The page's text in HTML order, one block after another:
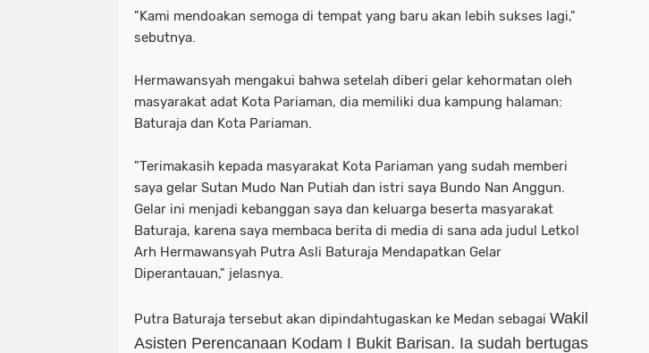
"Kami mendoakan semoga di tempat yang baru akan lebih sukses lagi,"
sebutnya.
Hermawansyah mengakui bahwa setelah diberi gelar kehormatan oleh
masyarakat adat Kota Pariaman, dia memiliki dua kampung halaman:
Baturaja dan Kota Pariaman.
"Terimakasih kepada masyarakat Kota Pariaman yang sudah memberi
saya gelar Sutan Mudo Nan Putiah dan istri saya Bundo Nan Anggun.
Gelar ini menjadi kebanggan saya dan keluarga beserta masyarakat
Baturaja, karena saya membaca berita di media di sana ada judul Letkol
Arh Hermawansyah Putra Asli Baturaja Mendapatkan Gelar
Diperantauan," jelasnya.
Putra Baturaja tersebut akan dipindahtugaskan ke Medan sebagai Wakil
Asisten Perencanaan Kodam I Bukit Barisan. Ia sudah bertugas